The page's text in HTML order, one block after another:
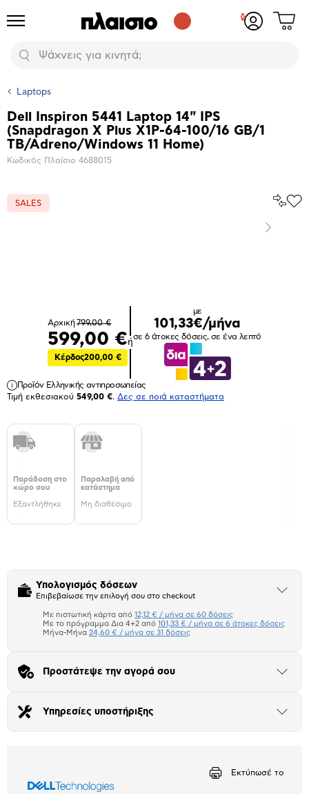
Προϊόντα
Αναζήτηση
Δες
Laptops
Βασικά
χαρακτηριστικά
Dell Inspiron 5441 Laptop 14" IPS
(Snapdragon X Plus X1P-64-100/16 GB/1
TB/Adreno/Windows 11 Home)
Κωδικός Πλαίσιο 4688015
SALES
Επόμενο
Αρχική799,00 €
599,00 €
Κέρδος200,00 €
ή
με
101,33€/μήνα
σε 6 άτοκες δόσεις, σε ένα λεπτό
Προϊόν Ελληνικής αντιπροσωπείας
Τιμή εκθεσιακού 549,00 €. Δες σε ποιά καταστήματα
Παράδοση στο
χώρο σου
Εξαντλήθηκε
Παραλαβή από
κατάστημα
Μη διαθέσιμο
Υπολογισμός δόσεων
Επιβεβαίωσε την επιλογή σου στο checkout
Άνοιξε
Πιστωτική κάρτα
Μήνα Μήνα
Αριθμός δόσεων
Με πιστωτική κάρτα από 12,12 € / μήνα σε 60 δόσεις
Με το πρόγραμμα Δια 4+2 από 101,33 € / μήνα σε 6 άτοκες δόσεις
Μήνα-Μήνα 24,60 € / μήνα σε 31 δόσεις
Προστάτεψε την αγορά σου
Άνοιξε
Υπηρεσίες υποστήριξης
Άνοιξε
Εκτύπωσέ το